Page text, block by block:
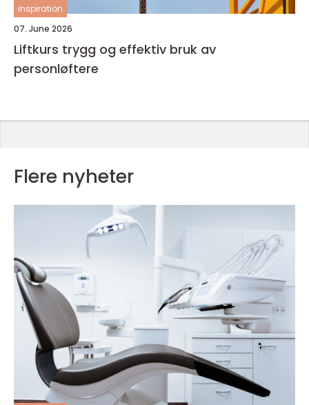
inspiration
07. June 2026
Liftkurs trygg og effektiv bruk av
personløftere
Flere nyheter